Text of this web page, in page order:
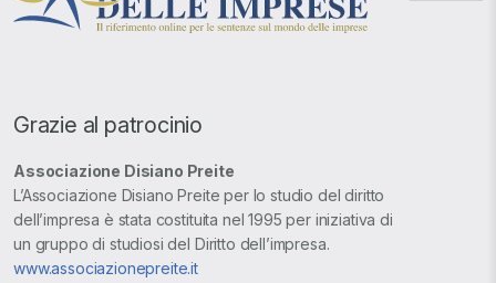
Grazie al patrocinio
Associazione Disiano Preite
L’Associazione Disiano Preite per lo studio del diritto
dell’impresa è stata costituita nel 1995 per iniziativa di
un gruppo di studiosi del Diritto dell’impresa.
www.associazionepreite.it